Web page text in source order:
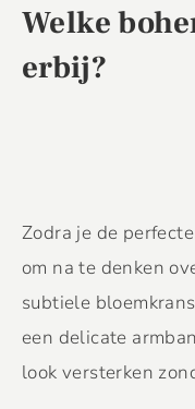
Welke
erbij?
Zodra je de
om na te denken
subtiele
een delicate
look versterken